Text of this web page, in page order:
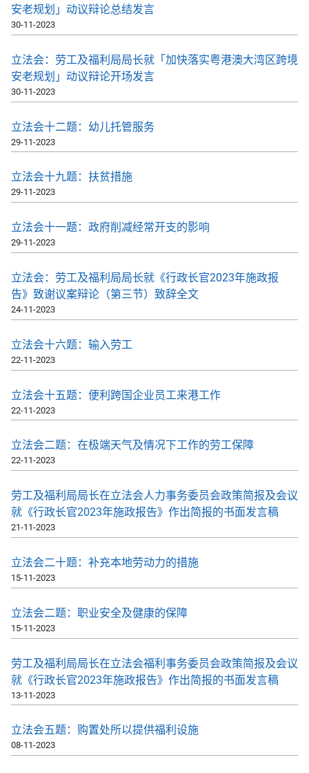
安老规划」动议辩论总结发言
30-11-2023
立法会：劳工及福利局局长就「加快落实粤港澳大湾区跨境
安老规划」动议辩论开场发言
30-11-2023
立法会十二题：幼儿托管服务
29-11-2023
立法会十九题：扶贫措施
29-11-2023
立法会十一题：政府削减经常开支的影响
29-11-2023
立法会：劳工及福利局局长就《行政长官2023年施政报
告》致谢议案辩论（第三节）致辞全文
24-11-2023
立法会十六题：输入劳工
22-11-2023
立法会十五题：便利跨国企业员工来港工作
22-11-2023
立法会二题：在极端天气及情况下工作的劳工保障
22-11-2023
劳工及福利局局长在立法会人力事务委员会政策简报及会议
就《行政长官2023年施政报告》作出简报的书面发言稿
21-11-2023
立法会二十题：补充本地劳动力的措施
15-11-2023
立法会二题：职业安全及健康的保障
15-11-2023
劳工及福利局局长在立法会福利事务委员会政策简报及会议
就《行政长官2023年施政报告》作出简报的书面发言稿
13-11-2023
立法会五题：购置处所以提供福利设施
08-11-2023